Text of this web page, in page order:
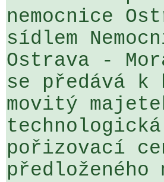
nemocnice
sídlem
Ostrava -
se předává k
movitý
pořizovací